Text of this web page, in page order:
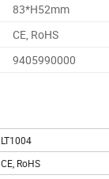
83*H52mm
CE, RoHS
9405990000
LT1004
CE, RoHS